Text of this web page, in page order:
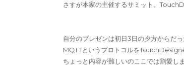
さすが本家の主催するサミット。
自分のプレゼンは初日3日の夕方からだ
MQTTというプロトコルを
ちょっと内容が難しいのここでは割愛し